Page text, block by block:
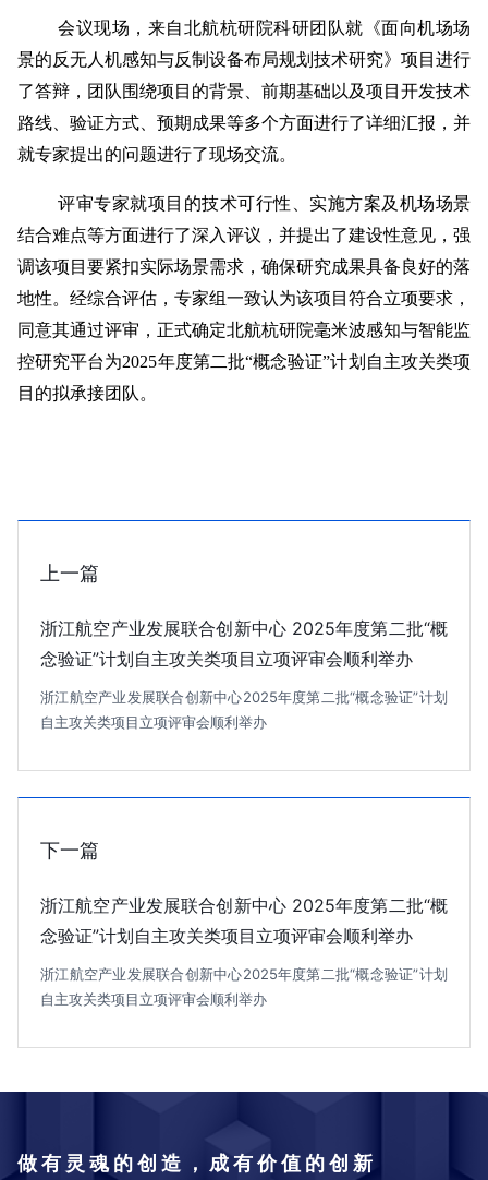
会议现场，来自北航杭研院科研团队就《面向机场场
景的反无人机感知与反制设备布局规划技术研究》项目进行
了答辩，团队围绕项目的背景、前期基础以及项目开发技术
路线、验证方式、预期成果等多个方面进行了详细汇报，并
就专家提出的问题进行了现场交流。
评审专家就项目的技术可行性、实施方案及机场场景
结合难点等方面进行了深入评议，并提出了建设性意见，强
调该项目要紧扣实际场景需求，确保研究成果具备良好的落
地性。经综合评估，专家组一致认为该项目符合立项要求，
同意其通过评审，正式确定北航杭研院毫米波感知与智能监
控研究平台为2025年度第二批“概念验证”计划自主攻关类项
目的拟承接团队。
上一篇
浙江航空产业发展联合创新中心 2025年度第二批“概
念验证”计划自主攻关类项目立项评审会顺利举办
浙江航空产业发展联合创新中心2025年度第二批“概念验证”计划
自主攻关类项目立项评审会顺利举办
下一篇
浙江航空产业发展联合创新中心 2025年度第二批“概
念验证”计划自主攻关类项目立项评审会顺利举办
浙江航空产业发展联合创新中心2025年度第二批“概念验证”计划
自主攻关类项目立项评审会顺利举办
做有灵魂的创造，成有价值的创新